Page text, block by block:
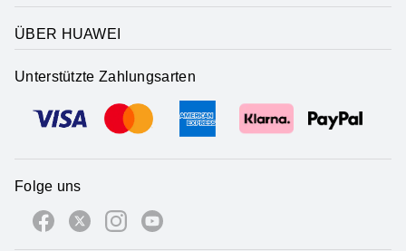
ÜBER HUAWEI
Unterstützte Zahlungsarten
Folge uns